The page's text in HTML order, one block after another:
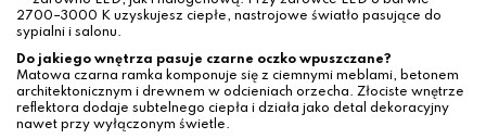
2700–3000 K uzyskujesz ciepłe, nastrojowe światło pasujące do
sypialni i salonu.
Do jakiego wnętrza pasuje czarne oczko wpuszczane?
Matowa czarna ramka komponuje się z ciemnymi meblami, betonem
architektonicznym i drewnem w odcieniach orzecha. Złociste wnętrze
reflektora dodaje subtelnego ciepła i działa jako detal dekoracyjny
nawet przy wyłączonym świetle.